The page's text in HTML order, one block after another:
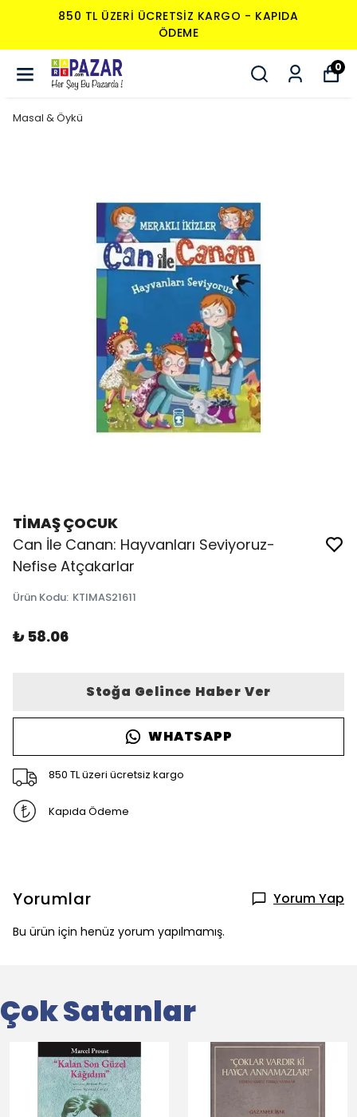
- KAPIDA
850 TL ÜZERI ÜCRETSIZ
0
Masal & Öykü
TİMAŞ ÇOCUK
Can İle Canan: Hayvanları Seviyoruz-
Nefise Atçakarlar
Ürün Kodu: KTIMAS21611
₺ 58.06
Stoğa Gelince Haber Ver
WHATSAPP
850 TL üzeri ücretsiz kargo
Kapıda Ödeme
Yorumlar Yorum Yap
Bu ürün için henüz yorum yapılmamış.
Çok Satanlar